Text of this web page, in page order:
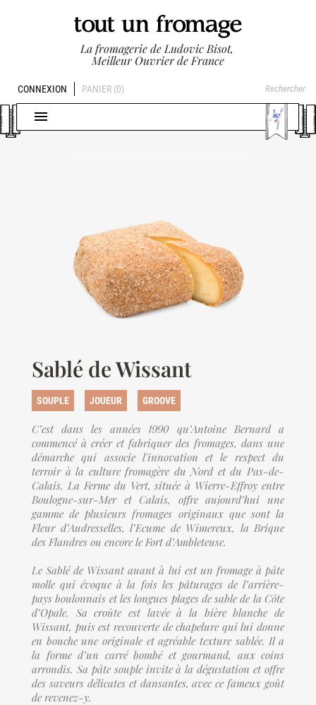
La fromagerie de Ludovic Bisot,
Meilleur Ouvrier de France
CONNEXION PANIER (0)

Sablé de Wissant
SOUPLE JOUEUR GROOVE
C’est dans les années 1990 qu’Antoine Bernard a
commencé à créer et fabriquer des fromages, dans une
démarche qui associe l'innovation et le respect du
terroir à la culture fromagère du Nord et du Pas-de-
Calais. La Ferme du Vert, située à Wierre-Effroy entre
Boulogne-sur-Mer et Calais, offre aujourd’hui une
gamme de plusieurs fromages originaux que sont la
Fleur d’Audresselles, l’Ecume de Wimereux, la Brique
des Flandres ou encore le Fort d’Ambleteuse.
Le Sablé de Wissant auant à lui est un fromage à pâte
molle qui évoque à la fois les pâturages de l’arrière-
pays boulonnais et les longues plages de sable de la Côte
d’Opale. Sa croûte est lavée à la bière blanche de
Wissant, puis est recouverte de chapelure qui lui donne
en bouche une originale et agréable texture sablée. Il a
la forme d’un carré bombé et gourmand, aux coins
arrondis. Sa pâte souple invite à la dégustation et offre
des saveurs délicates et dansantes, avec ce fameux goût
de revenez-y.